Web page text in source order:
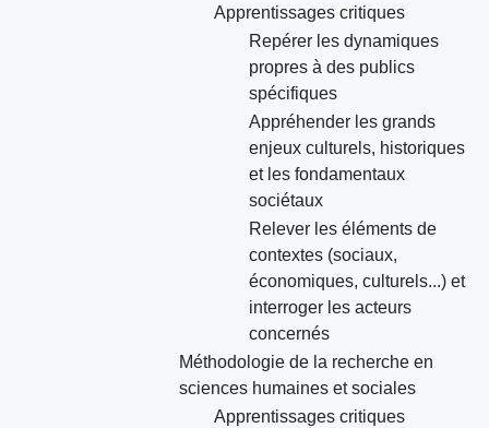
Apprentissages critiques
Repérer les dynamiques
propres à des publics
spécifiques
Appréhender les grands
enjeux culturels, historiques
et les fondamentaux
sociétaux
Relever les éléments de
contextes (sociaux,
économiques, culturels...) et
interroger les acteurs
concernés
Méthodologie de la recherche en
sciences humaines et sociales
Apprentissages critiques